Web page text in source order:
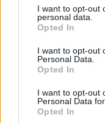
I want to opt-out
personal data.
Opted In
I want to opt-out
Personal Data.
Opted In
I want to opt-out
Personal Data
Opted In